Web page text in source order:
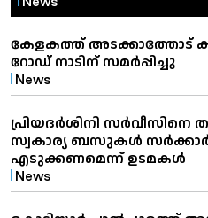
കേളകത്ത് അടക്കാത്തോട്
റോഡ് നാടിന് സമർപ്പിച്ചു
News
പ്രിയദർശിനി സർവീസിനെ
സ്വകാര്യ ബസുകൾ
എടുക്കണമെന്ന് ഉടമകൾ
News